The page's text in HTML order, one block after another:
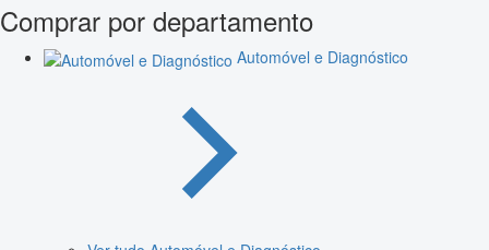
Comprar por departamento
Automóvel e Diagnóstico